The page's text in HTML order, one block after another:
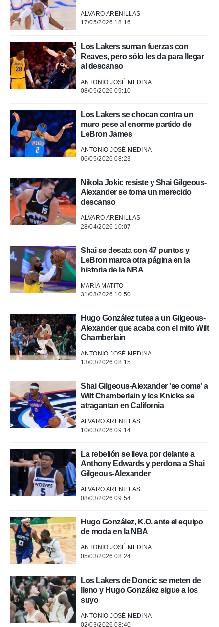
sean
el sitio
se
para
ni para
aunque
no
Puedes
acceder a
abono
únicos
similares
como
IP
de
posible
traten tus
en
Para
su
u
datos
en
de
o acceder
datos
perfiles
ALVARO ARENILLAS
17/05/2026 18:16
Los Lakers suman fuerzas con
Reaves, pero sólo les da para llegar
al descanso
ANTONIO JOSÉ MEDINA
08/05/2026 09:10
Los Lakers se chocan contra un
muro pese al enorme partido de
LeBron James
ANTONIO JOSÉ MEDINA
06/05/2026 08:23
Nikola Jokic resiste y Shai Gilgeous-
Alexander se toma un merecido
descanso
ALVARO ARENILLAS
28/04/2026 10:07
Shai se desata con 47 puntos y
LeBron marca otra página en la
historia de la NBA
MARÍA MATITO
31/03/2026 10:50
Hugo González tutea a un Gilgeous-
Alexander que acaba con el mito Wilt
Chamberlain
ANTONIO JOSÉ MEDINA
13/03/2026 08:15
Shai Gilgeous-Alexander 'se come' a
Wilt Chamberlain y los Knicks se
atragantan en California
ALVARO ARENILLAS
10/03/2026 09:14
La rebelión se lleva por delante a
Anthony Edwards y perdona a Shai
Gilgeous-Alexander
ALVARO ARENILLAS
08/03/2026 09:54
Hugo González, K.O. ante el equipo
de moda en la NBA
ANTONIO JOSÉ MEDINA
05/03/2026 08:24
Los Lakers de Doncic se meten de
lleno y Hugo González sigue a los
suyo
ANTONIO JOSÉ MEDINA
02/03/2026 08:40